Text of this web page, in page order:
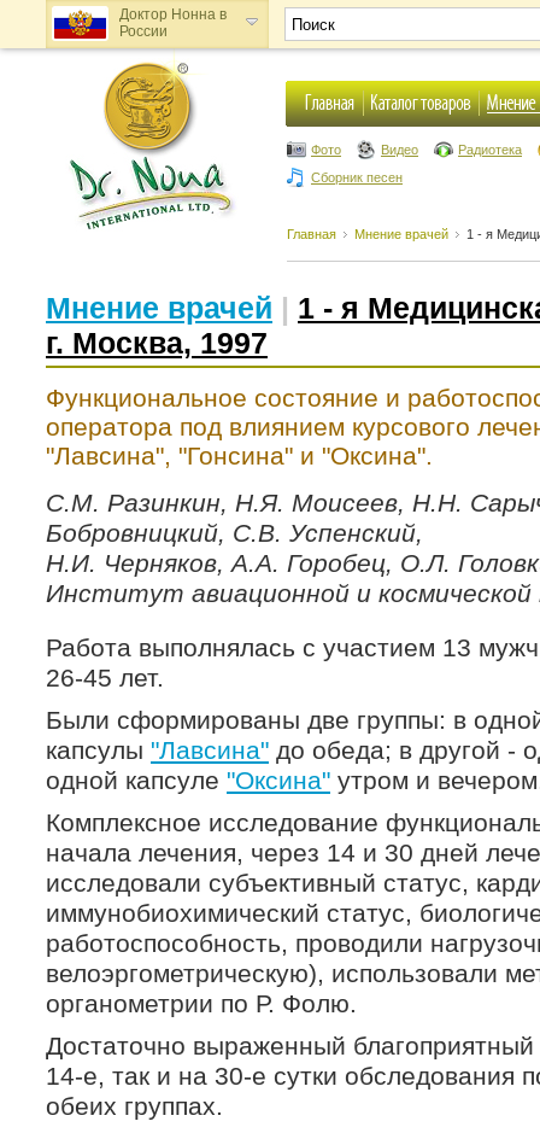
Доктор Нонна в
России
Доктор Нонна в
Украине
Фото Видео
Радиотека
Сборник песен
Главная Мнение врачей 1 - я
Мнение врачей | 1 - я
г. Москва, 1997
Функциональное состояние и
оператора под влиянием курсового
"Лавсина", "Гонсина" и "Оксина".
С.М. Разинкин, Н.Я. Моисеев, Н.Н.
Бобровницкий, С.В. Успенский,
Н.И. Черняков, А.А. Горобец, О.Л.
Институт авиационной и
Работа выполнялась с участием 13
26-45 лет.
Были сформированы две группы: в
капсулы "Лавсина" до обеда; в другой -
одной капсуле "Оксина" утром и
Комплексное исследование
начала лечения, через 14 и 30 дней
исследовали субъективный статус,
иммунобиохимический статус,
работоспособность, проводили
велоэргометрическую), использовали
органометрии по Р. Фолю.
Достаточно выраженный
14-е, так и на 30-е сутки обследования
обеих группах.